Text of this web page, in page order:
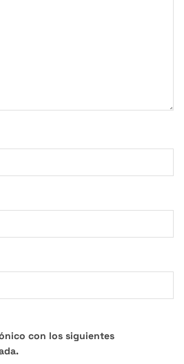
con los siguientes